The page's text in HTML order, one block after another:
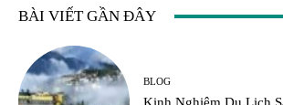
BÀI VIẾT GẦN ĐÂY
BLOG